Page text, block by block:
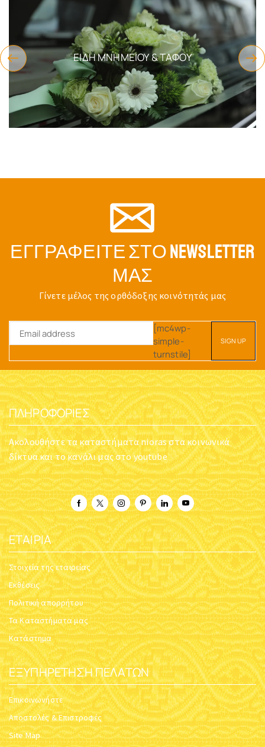
ΕΊΔΗ ΜΝΗΜΕΊΟΥ & ΤΆΦΟΥ
ΕΓΓΡΑΦΕΊΤΕ ΣΤΟ NEWSLETTER
ΜΑΣ
Γίνετε μέλος της ορθόδοξης κοινότητάς μας
[mc4wp-
simple-
turnstile]
ΠΛΗΡΟΦΟΡΊΕΣ
Ακολουθήστε τα καταστήματα nioras στα κοινωνικά
δίκτυα και το κανάλι μας στο youtube
ΕΤΑΙΡΊΑ
Στοιχεία της εταιρείας
Εκθέσεις
Πολιτική απορρήτου
Τα Καταστήματα μας
Κατάστημα
ΕΞΥΠΗΡΈΤΗΣΗ ΠΕΛΑΤΏΝ
Επικοινωνήστε
Αποστολές & Επιστροφές
Site Map